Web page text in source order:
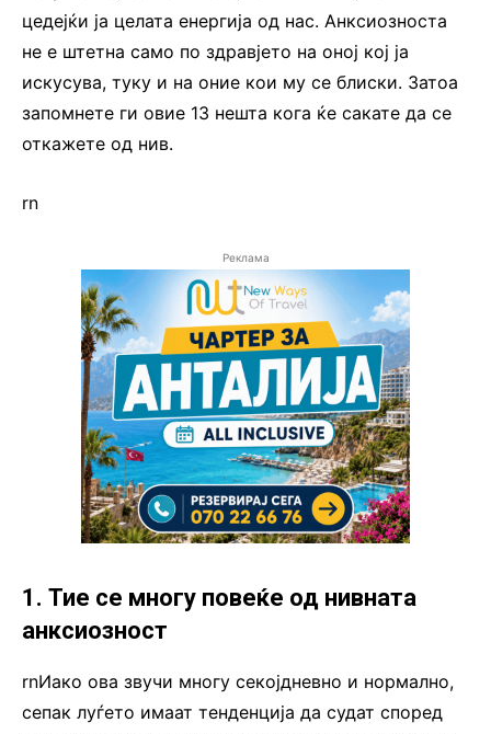
цедејќи ја целата енергија од нас. Анксиозноста
не е штетна само по здравјето на оној кој ја
искусува, туку и на оние кои му се блиски. Затоа
запомнете ги овие 13 нешта кога ќе сакате да се
откажете од нив.
rn
Реклама
1. Тие се многу повеќе од нивната
анксиозност
rnИако ова звучи многу секојдневно и нормално,
сепак луѓето имаат тенденција да судат според